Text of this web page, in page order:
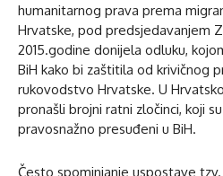
humanitarnog prava prema
Hrvatske, pod predsjedavanjem
2015.godine donijela odluku,
BiH kako bi zaštitila od krivičnog
rukovodstvo Hrvatske. U
pronašli brojni ratni zločinci, koji
pravosnažno presuđeni u BiH.
Često spominjanje uspostave